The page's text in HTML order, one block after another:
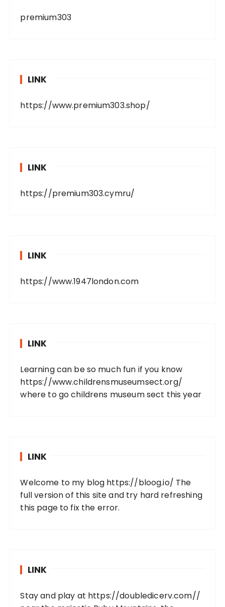
premium303
LINK
https://www.premium303.shop/
LINK
https://premium303.cymru/
LINK
https://www.1947london.com
LINK
Learning can be so much fun if you know
https://www.childrensmuseumsect.org/
where to go childrens museum sect this year
LINK
Welcome to my blog https://bloog.io/ The
full version of this site and try hard refreshing
this page to fix the error.
LINK
Stay and play at https://doubledicerv.com//